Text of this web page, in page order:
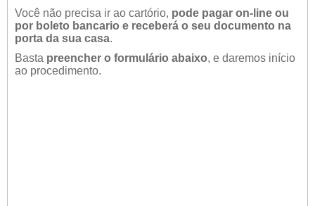
Você não precisa ir ao cartório, pode pagar on-line ou
por boleto bancario e receberá o seu documento na
porta da sua casa.
Basta preencher o formulário abaixo, e daremos início
ao procedimento.